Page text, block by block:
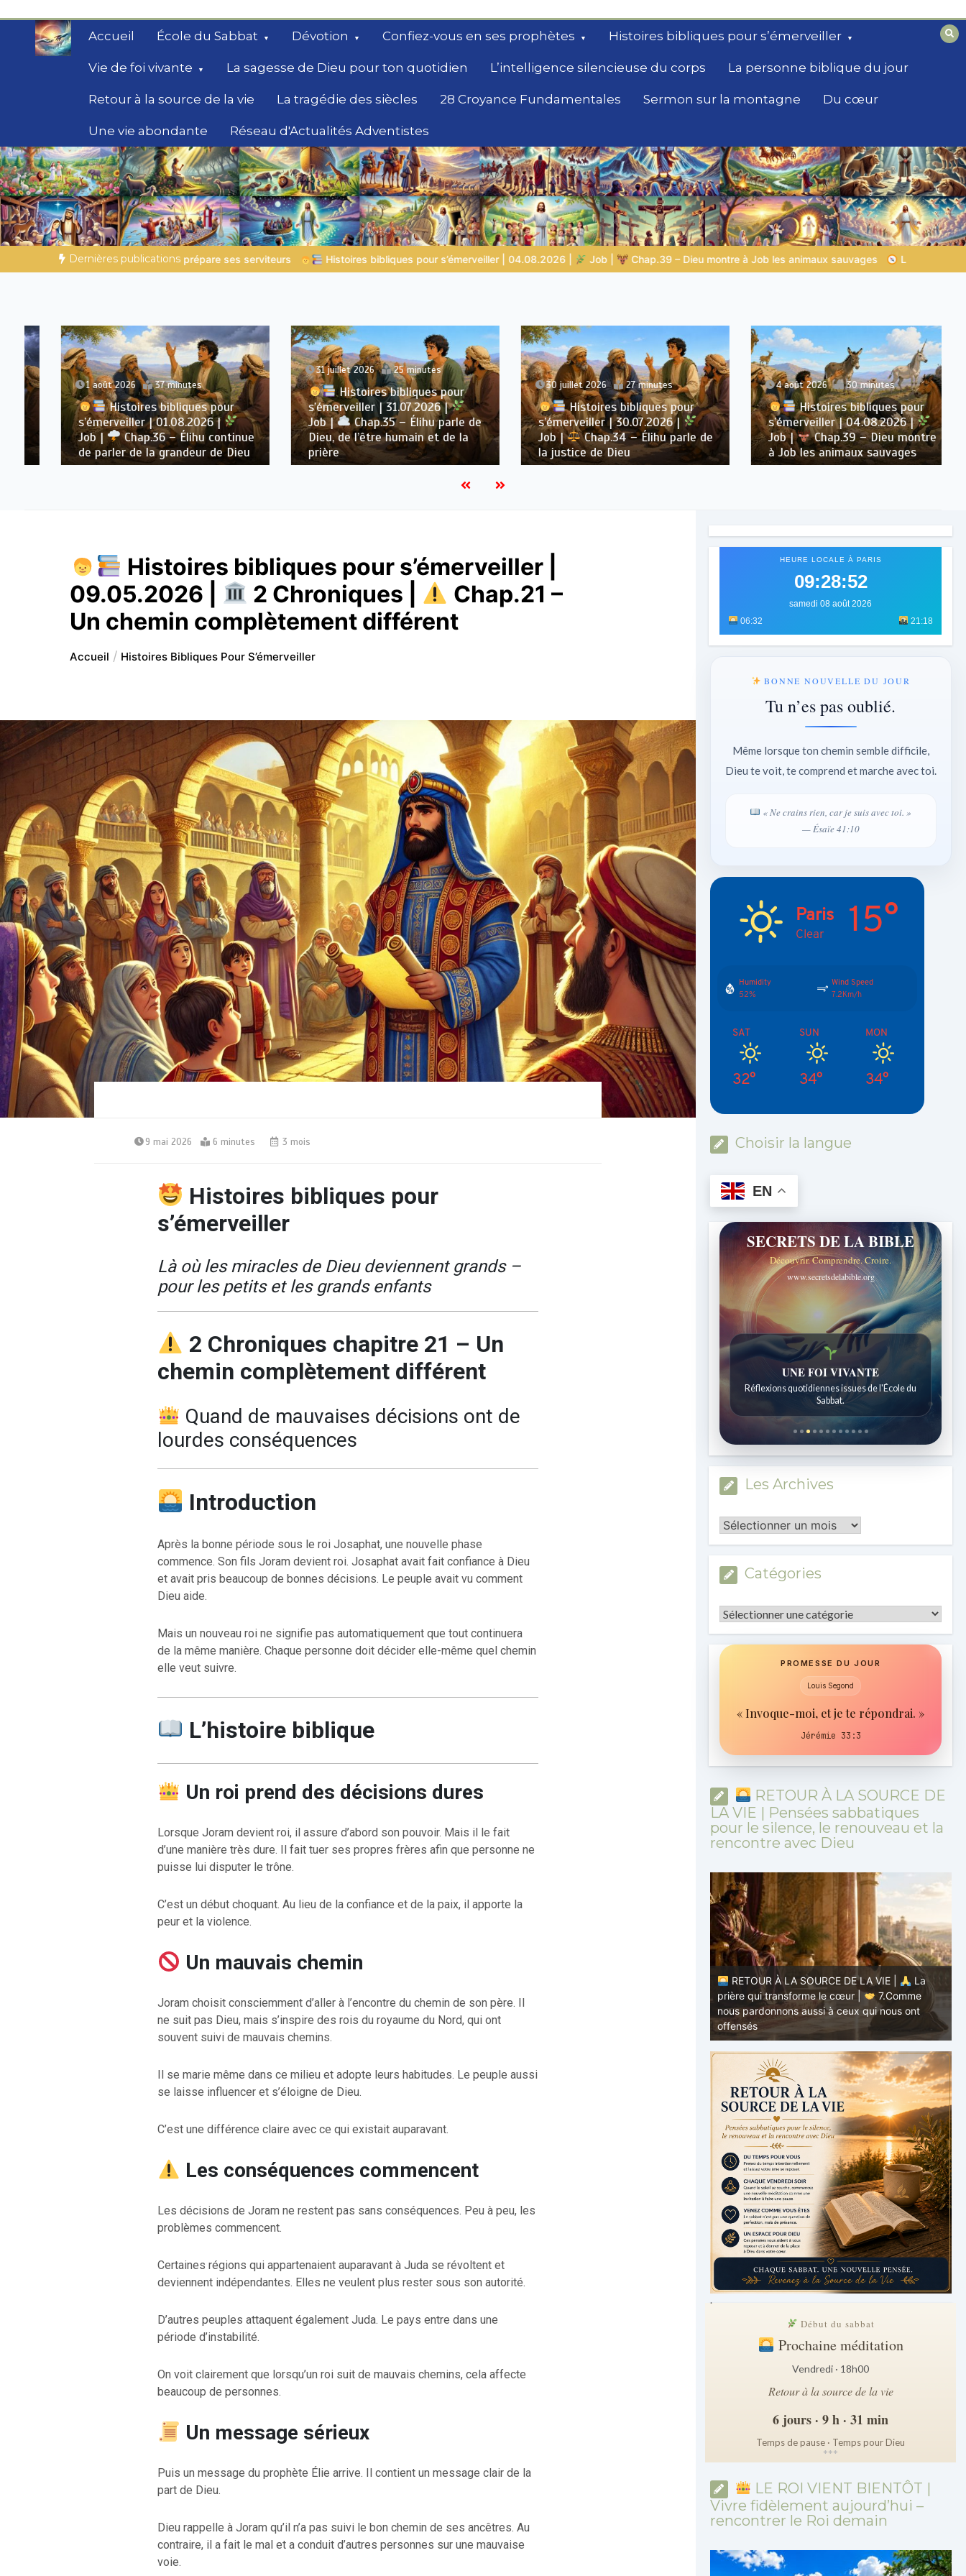
contenu
Accueil École du Sabbat Dévotion Confiez-vous en ses prophètes Histoires bibliques pour s’émerveiller
Vie de foi vivante La sagesse de Dieu pour ton quotidien L’intelligence silencieuse du corps La personne biblique du jour
Retour à la source de la vie La tragédie des siècles 28 Croyance Fundamentales Sermon sur la montagne Du cœur
Une vie abondante Réseau d'Actualités Adventistes
Secrets de la Bible
Des éclairages bibliques pour ceux qui cherchent un
chemin
Dernières publications
ses serviteurs Histoires bibliques pour s’émerveiller | 04.08.2026 | Job | Chap.39 – Dieu montre à Job les animaux sauvages LA SAGESSE DE DIEU POUR TON QUOTIDIEN |
1 août 2026 37 minutes
Histoires bibliques pour
s’émerveiller | 01.08.2026 |
Job |
Chap.36 – Élihu continue
de parler de la grandeur de Dieu
31 juillet 2026 25 minutes
Histoires bibliques pour
s’émerveiller | 31.07.2026 |
Job |
Chap.35 – Élihu parle de
Dieu, de l’être humain et de la
prière
30 juillet 2026 27 minutes
Histoires bibliques pour
s’émerveiller | 30.07.2026 |
Job |
Chap.34 – Élihu parle de
la justice de Dieu
4 août 2026 30 minutes
Histoires bibliques pour
s’émerveiller | 04.08.2026 |
Job |
Chap.39 – Dieu montre
à Job les animaux sauvages
Histoires bibliques pour s’émerveiller |
09.05.2026 |
2 Chroniques |
Chap.21 –
Un chemin complètement différent
Accueil Histoires Bibliques Pour S’émerveiller
9 mai 2026 6 minutes 3 mois
Histoires bibliques pour
s’émerveiller
Là où les miracles de Dieu deviennent grands –
pour les petits et les grands enfants
2 Chroniques chapitre 21 – Un
chemin complètement différent
Quand de mauvaises décisions ont de
lourdes conséquences
Introduction
Après la bonne période sous le roi Josaphat, une nouvelle phase
commence. Son fils Joram devient roi. Josaphat avait fait confiance à Dieu
et avait pris beaucoup de bonnes décisions. Le peuple avait vu comment
Dieu aide.
Mais un nouveau roi ne signifie pas automatiquement que tout continuera
de la même manière. Chaque personne doit décider elle-même quel chemin
elle veut suivre.
L’histoire biblique
Un roi prend des décisions dures
Lorsque Joram devient roi, il assure d’abord son pouvoir. Mais il le fait
d’une manière très dure. Il fait tuer ses propres frères afin que personne ne
puisse lui disputer le trône.
C’est un début choquant. Au lieu de la confiance et de la paix, il apporte la
peur et la violence.
Un mauvais chemin
Joram choisit consciemment d’aller à l’encontre du chemin de son père. Il
ne suit pas Dieu, mais s’inspire des rois du royaume du Nord, qui ont
souvent suivi de mauvais chemins.
Il se marie même dans ce milieu et adopte leurs habitudes. Le peuple aussi
se laisse influencer et s’éloigne de Dieu.
C’est une différence claire avec ce qui existait auparavant.
Les conséquences commencent
Les décisions de Joram ne restent pas sans conséquences. Peu à peu, les
problèmes commencent.
Certaines régions qui appartenaient auparavant à Juda se révoltent et
deviennent indépendantes. Elles ne veulent plus rester sous son autorité.
D’autres peuples attaquent également Juda. Le pays entre dans une
période d’instabilité.
On voit clairement que lorsqu’un roi suit de mauvais chemins, cela affecte
beaucoup de personnes.
Un message sérieux
Puis un message du prophète Élie arrive. Il contient un message clair de la
part de Dieu.
Dieu rappelle à Joram qu’il n’a pas suivi le bon chemin de ses ancêtres. Au
contraire, il a fait le mal et a conduit d’autres personnes sur une mauvaise
voie.
HEURE LOCALE À PARIS
09:28:54
samedi 08 août 2026
06:32
21:18
BONNE NOUVELLE DU JOUR
Tu n’es pas oublié.
Même lorsque ton chemin semble difficile,
Dieu te voit, te comprend et marche avec toi.
« Ne crains rien, car je suis avec toi. »
— Ésaïe 41:10
Paris
Clear 15°
Humidity
52%
Wind Speed
7.2Km/h
SAT
32°
SUN
34°
MON
34°
Choisir la langue
EN
SECRETS DE LA BIBLE
Découvrir. Comprendre. Croire.
www.secretsdelabible.org
UNE FOI VIVANTE
Réflexions quotidiennes issues de l'École du
Sabbat.
Les Archives
Les
Archives
Catégories
Catégories
PROMESSE DU JOUR
Louis Segond
« Invoque-moi, et je te répondrai. »
Jérémie 33:3
RETOUR À LA SOURCE DE
LA VIE | Pensées sabbatiques
pour le silence, le renouveau et la
rencontre avec Dieu
RETOUR À LA SOURCE DE LA VIE |
RETOUR À LA SOURCE DE LA VIE |
prière qui transforme le cœur |
9. Délivre-
nous du mal
RETOUR À LA SOURCE DE LA VIE |
prière qui transforme le cœur |
induis pas en tentation
RETOUR À LA SOURCE DE LA VIE |
La
prière qui transforme le cœur |
7.Comme
nous pardonnons aussi à ceux qui nous ont
offensés
.
Début du sabbat
Prochaine méditation
Vendredi · 18h00
Retour à la source de la vie
6 jours · 9 h · 31 min
Temps de pause · Temps pour Dieu
***
LE ROI VIENT BIENTÔT |
Vivre fidèlement aujourd’hui –
rencontrer le Roi demain